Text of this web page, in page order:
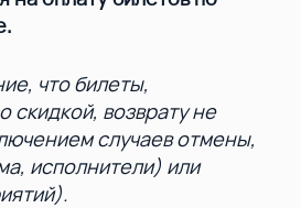
что билеты,
скидкой, возврату не
случаев отмены,
исполнители) или